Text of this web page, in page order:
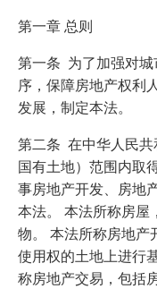
第一章 总则
第一条 为了加强对
序，保障房地产权利
发展，制定本法。
第二条 在中华人民
国有土地）范围内取
事房地产开发、房地
本法。 本法所称房屋
物。 本法所称房地产
使用权的土地上进行
称房地产交易，包括